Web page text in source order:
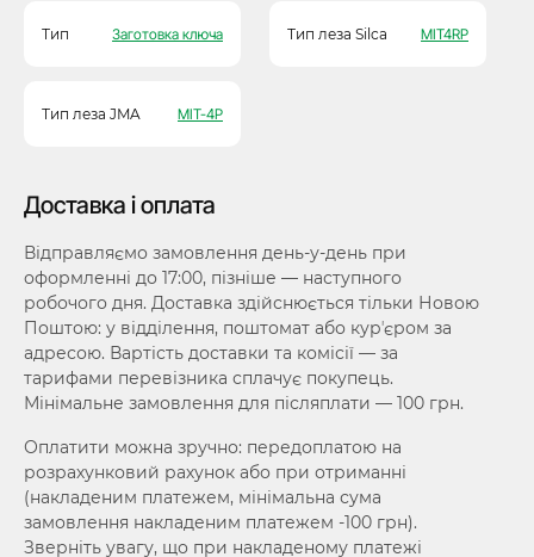
Тип Заготовка ключа Тип леза Silca MIT4RP
Тип леза JMA MIT-4P
Доставка і оплата
Відправляємо замовлення день-у-день при
оформленні до 17:00, пізніше — наступного
робочого дня. Доставка здійснюється тільки Новою
Поштою: у відділення, поштомат або курʼєром за
адресою. Вартість доставки та комісії — за
тарифами перевізника сплачує покупець.
Мінімальне замовлення для післяплати — 100 грн.
Оплатити можна зручно: передоплатою на
розрахунковий рахунок або при отриманні
(накладеним платежем, мінімальна сума
замовлення накладеним платежем -100 грн).
Зверніть увагу, що при накладеному платежі